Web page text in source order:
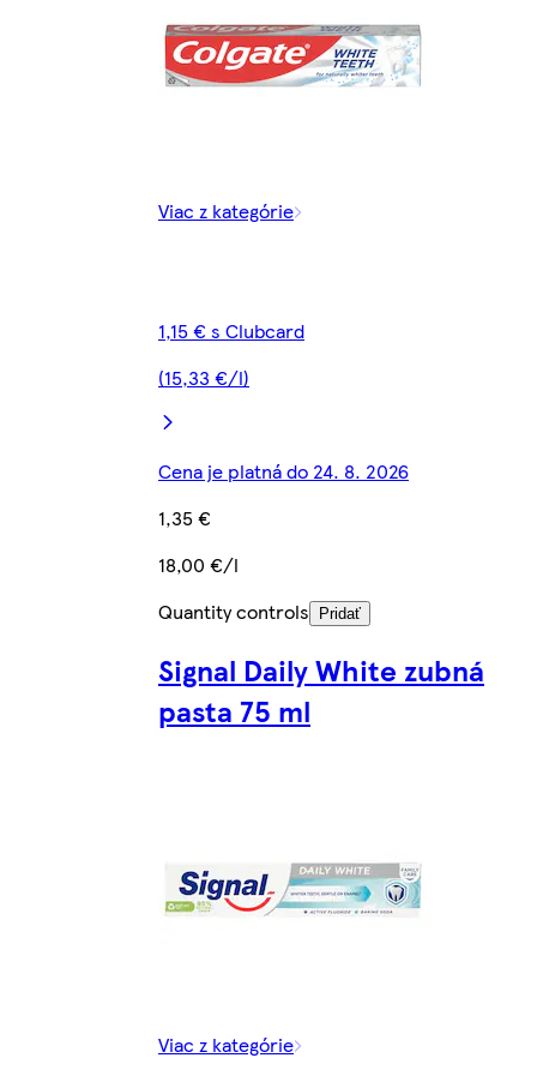
Viac z kategórie
1,15 € s Clubcard
(15,33 €/l)
Cena je platná do 24. 8. 2026
1,35 €
18,00 €/l
Quantity controls
Pridať
Signal Daily White zubná
pasta 75 ml
Viac z kategórie